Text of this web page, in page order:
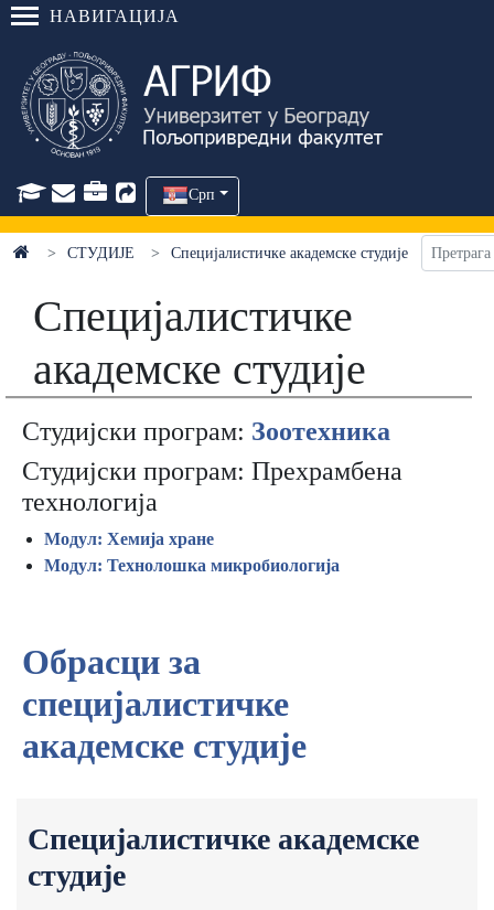
НАВИГАЦИЈА
Срп
СТУДИЈЕ Специјалистичке академске студије
Специјалистичке академске
студије
Специјалистичке
академске студије
Студијски програм: Зоотехника
Студијски програм: Прехрамбена
технологија
Модул: Хемија хране
Модул: Технолошка микробиологија
Обрасци за
специјалистичке
академске студије